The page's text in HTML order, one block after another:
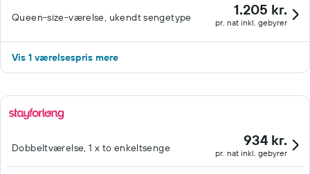
Queen-size-værelse, ukendt sengetype 1.205 kr.
pr. nat inkl. gebyrer
Vis 1 værelsespris mere
Dobbeltværelse, 1 x to enkeltsenge 934 kr.
pr. nat inkl. gebyrer